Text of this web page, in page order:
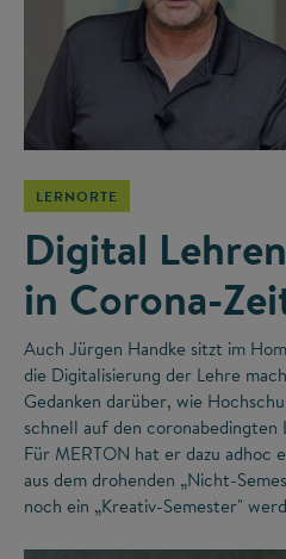
LERNORTE
Digital
in Corona-
Auch Jürgen Handke sitzt im
die Digitalisierung der Lehre
Gedanken darüber, wie
schnell auf den coronabedingten
Für MERTON hat er dazu adhoc
aus dem drohenden „Nicht-
noch ein „Kreativ-Semester"